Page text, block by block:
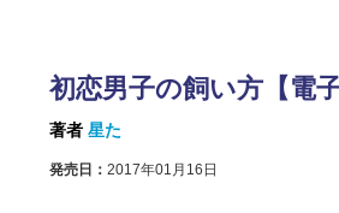
初恋男子の飼い方【電
著者 星た
発売日： 2017年01月16日